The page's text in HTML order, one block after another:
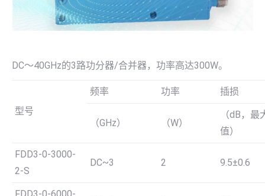
DC～40GHz的3路功分器/合并器，功率高达300W。
型号
频率 功率 插损
（GHz） （W）
（dB，最
值）
FDD3-0-3000-
2-S
DC~3 2 9.5±0.6